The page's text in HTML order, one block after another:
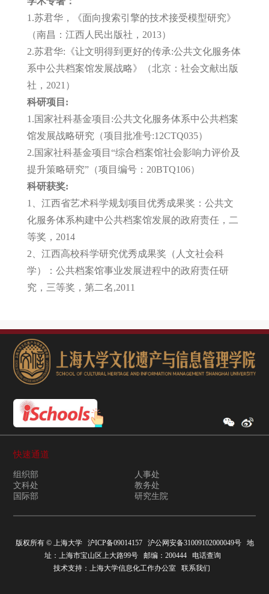
1.苏君华，《面向搜索引擎的技术接受模型研究》
（南昌：江西人民出版社，2013）
2.苏君华:《让文明得到更好的传承:公共文化服务体
系中公共档案馆发展战略》（北京：社会文献出版
社，2021）
科研项目:
1.国家社科基金项目:公共文化服务体系中公共档案
馆发展战略研究（项目批准号:12CTQ035）
2.国家社科基金项目“综合档案馆社会影响力评价及
提升策略研究”（项目编号：20BTQ106）
科研获奖:
1、江西省艺术科学规划项目优秀成果奖：公共文
化服务体系构建中公共档案馆发展的政府责任，二
等奖，2014
2、江西高校科学研究优秀成果奖（人文社会科
学）：公共档案馆事业发展进程中的政府责任研
究，三等奖，第二名,2011
快速通道
组织部
人事处
文科处
教务处
国际部
研究生院
版权所有 ©上海大学 沪ICP备09014157 沪公网安备31009102000049号地
址：上海市宝山区上大路99号 邮编：200444 电话查询
技术支持： 上海大学信息化工作办公室 联系我们